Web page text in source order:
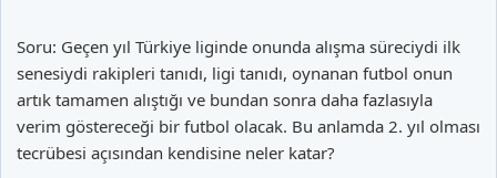
Soru: Geçen yıl Türkiye liginde onunda alışma süreciydi ilk
senesiydi rakipleri tanıdı, ligi tanıdı, oynanan futbol onun
artık tamamen alıştığı ve bundan sonra daha fazlasıyla
verim göstereceği bir futbol olacak. Bu anlamda 2. yıl olması
tecrübesi açısından kendisine neler katar?